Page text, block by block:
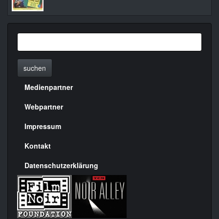
suchen
Menülinks
rechte
Seite
Medienpartner
Webpartner
Impressum
Kontakt
Datenschutzerklärung